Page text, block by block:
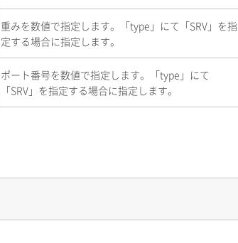
重みを数値で指定します。「type」にて「SRV」を指
定する場合に指定します。
ポート番号を数値で指定します。「type」にて
「SRV」を指定する場合に指定します。